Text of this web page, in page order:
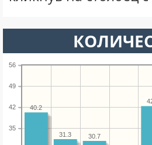
35
42
49
56
30.7
31.3
40.2